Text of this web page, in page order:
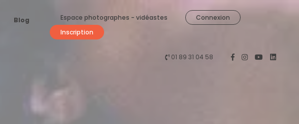
Blog
Espace photographes - vidéastes
Connexion
Inscription
01 89 31 04 58